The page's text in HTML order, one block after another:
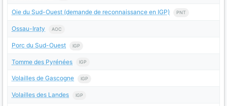
Oie du Sud-Ouest (demande de reconnaissance en IGP) PNT
Ossau-Iraty AOC
Porc du Sud-Ouest IGP
Tomme des Pyrénées IGP
Volailles de Gascogne IGP
Volailles des Landes IGP